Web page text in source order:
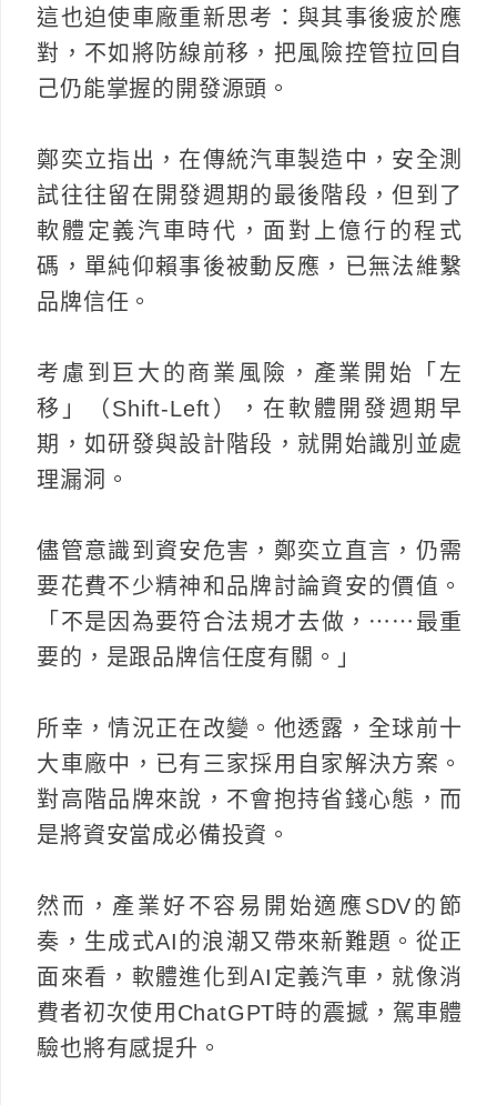
這也迫使車廠重新思考：與其事後疲於應
對，不如將防線前移，把風險控管拉回自
己仍能掌握的開發源頭。
鄭奕立指出，在傳統汽車製造中，安全測
試往往留在開發週期的最後階段，但到了
軟體定義汽車時代，面對上億行的程式
碼，單純仰賴事後被動反應，已無法維繫
品牌信任。
考慮到巨大的商業風險，產業開始「左
移」（Shift-Left），在軟體開發週期早
期，如研發與設計階段，就開始識別並處
理漏洞。
儘管意識到資安危害，鄭奕立直言，仍需
要花費不少精神和品牌討論資安的價值。
「不是因為要符合法規才去做，⋯⋯最重
要的，是跟品牌信任度有關。」
所幸，情況正在改變。他透露，全球前十
大車廠中，已有三家採用自家解決方案。
對高階品牌來說，不會抱持省錢心態，而
是將資安當成必備投資。
然而，產業好不容易開始適應SDV的節
奏，生成式AI的浪潮又帶來新難題。從正
面來看，軟體進化到AI定義汽車，就像消
費者初次使用ChatGPT時的震撼，駕車體
驗也將有感提升。